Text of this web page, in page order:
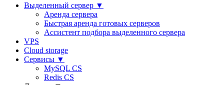
Выделенный сервер ▼
Аренда сервера
Быстрая аренда готовых серверов
Ассистент подбора выделенного сервера
VPS
Cloud storage
Сервисы ▼
MySQL CS
Redis CS